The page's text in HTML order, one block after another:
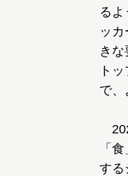
る
ッ
き
ト
で、
「
する